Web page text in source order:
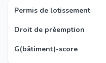
Permis de lotissement
Droit de préemption
G(bâtiment)-score